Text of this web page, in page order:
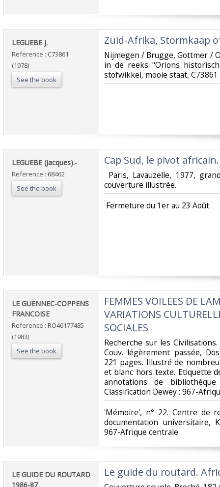
‎LEGUEBE J.‎
Reference : C73861
(1978)
See the book
‎Zuid-Afrika, Stormkaap
‎Nijmegen / Brugge, Gottmer /
in de reeks "Orions
stofwikkel, mooie staat, C73861‎
‎LEGUEBE (Jacques).-‎
Reference : 68462
See the book
‎Cap Sud, le pivot africain.‎
Paris, Lavauzelle, 1977,
couverture illustrée. ‎
‎ Fermeture du 1er au 23 Août‎
‎LE GUENNEC-COPPENS
FRANCOISE‎
Reference : RO40177485
(1983)
See the book
‎FEMMES VOILEES DE
VARIATIONS
SOCIALES‎
‎Recherche sur les
Couv. légèrement passée,
221 pages. Illustré de
et blanc hors texte. Etiquette
annotations de
Classification Dewey : 967-
‎'Mémoire', n° 22. Centre de
documentation universitaire,
967-Afrique centrale‎
‎LE GUIDE DU ROUTARD
1986-87 ‎
‎Le guide du routard.